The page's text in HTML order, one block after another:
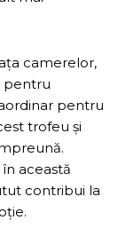
camerelor,
pentru
pentru
trofeu și
această
contribui la